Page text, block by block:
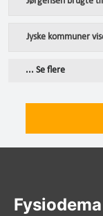
Jyske kommuner
... Se flere